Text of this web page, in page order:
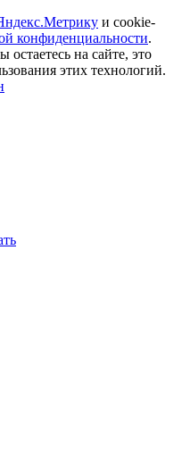
и cookie-
конфиденциальности.
на сайте, это
этих технологий.